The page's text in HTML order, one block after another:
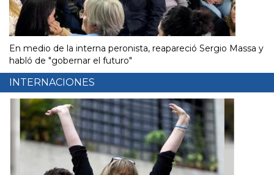
En medio de la interna peronista, reapareció Sergio Massa y
habló de "gobernar el futuro"
INTERNACIONES